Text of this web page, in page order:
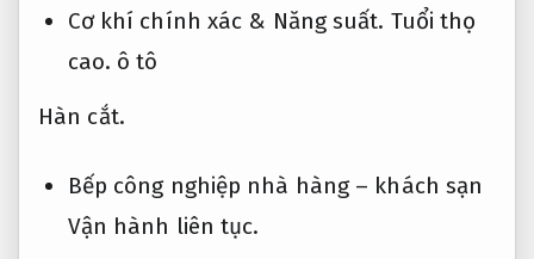
Cơ khí chính xác & Năng suất. Tuổi thọ
cao. ô tô
Hàn cắt.
Bếp công nghiệp nhà hàng – khách sạn
Vận hành liên tục.